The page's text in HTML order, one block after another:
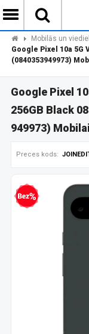
Mobilās un
Google Pixel 10a 5G
(0840353949973)
Google Pixel
256GB Black
949973)
Preces kods:
kredīts